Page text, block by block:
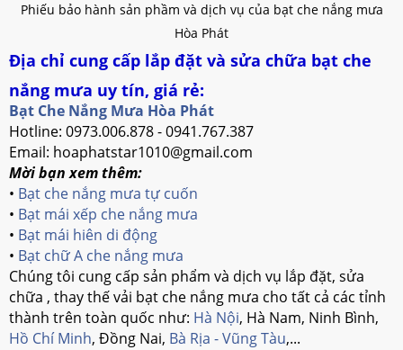
Phiếu bảo hành sản phầm và dịch vụ của bạt che nắng mưa
Hòa Phát
Địa chỉ cung cấp lắp đặt và sửa chữa bạt che
nắng mưa uy tín, giá rẻ:
Bạt Che Nắng Mưa Hòa Phát
Hotline: 0973.006.878 - 0941.767.387
Email: hoaphatstar1010@gmail.com
Mời bạn xem thêm:
• Bạt che nắng mưa tự cuốn
• Bạt mái xếp che nắng mưa
• Bạt mái hiên di động
• Bạt chữ A che nắng mưa
Chúng tôi cung cấp sản phẩm và dịch vụ lắp đặt, sửa
chữa , thay thế vải bạt che nắng mưa cho tất cả các tỉnh
thành trên toàn quốc như: Hà Nội, Hà Nam, Ninh Bình,
Hồ Chí Minh, Đồng Nai, Bà Rịa - Vũng Tàu,...